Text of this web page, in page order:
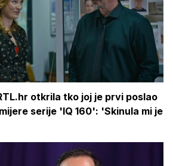
otkrila tko joj je prvi poslao
serije 'IQ 160': 'Skinula mi je